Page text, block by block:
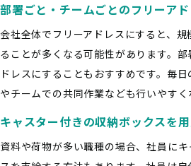
部署ごと・チームごとのフリーア
会社全体でフリーアドレスにすると、
ることが多くなる可能性があります。
ドレスにすることもおすすめです。毎
やチームでの共同作業なども行いやすく
キャスター付きの収納ボックスを
資料や荷物が多い職種の場合、社員に